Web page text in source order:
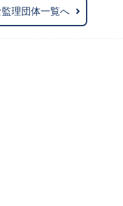
理団体一覧へ